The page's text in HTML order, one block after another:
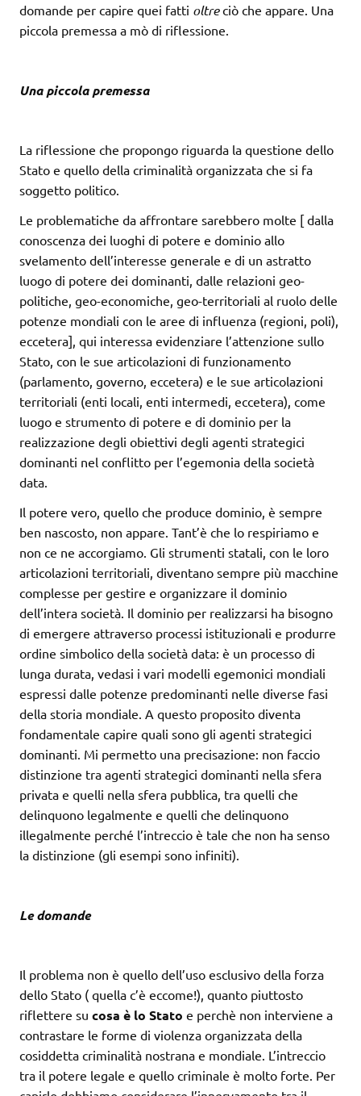
domande per capire quei fatti oltreciò che appare. Una
piccola premessa a mò di riflessione.
Una piccola premessa
La riflessione che propongo riguarda la questione dello
Stato e quello della criminalità organizzata che si fa
soggetto politico.
Le problematiche da affrontare sarebbero molte [ dalla
conoscenza dei luoghi di potere e dominio allo
svelamento dell’interesse generale e di un astratto
luogo di potere dei dominanti, dalle relazioni geo-
politiche, geo-economiche, geo-territoriali al ruolo delle
potenze mondiali con le aree di influenza (regioni, poli),
eccetera], qui interessa evidenziare l’attenzione sullo
Stato, con le sue articolazioni di funzionamento
(parlamento, governo, eccetera) e le sue articolazioni
territoriali (enti locali, enti intermedi, eccetera), come
luogo e strumento di potere e di dominio per la
realizzazione degli obiettivi degli agenti strategici
dominanti nel conflitto per l’egemonia della società
data.
Il potere vero, quello che produce dominio, è sempre
ben nascosto, non appare. Tant’è che lo respiriamo e
non ce ne accorgiamo. Gli strumenti statali, con le loro
articolazioni territoriali, diventano sempre più macchine
complesse per gestire e organizzare il dominio
dell’intera società. Il dominio per realizzarsi ha bisogno
di emergere attraverso processi istituzionali e produrre
ordine simbolico della società data: è un processo di
lunga durata, vedasi i vari modelli egemonici mondiali
espressi dalle potenze predominanti nelle diverse fasi
della storia mondiale. A questo proposito diventa
fondamentale capire quali sono gli agenti strategici
dominanti. Mi permetto una precisazione: non faccio
distinzione tra agenti strategici dominanti nella sfera
privata e quelli nella sfera pubblica, tra quelli che
delinquono legalmente e quelli che delinquono
illegalmente perché l’intreccio è tale che non ha senso
la distinzione (gli esempi sono infiniti).
Le domande
Il problema non è quello dell’uso esclusivo della forza
dello Stato ( quella c’è eccome!), quanto piuttosto
riflettere su cosa è lo Stato e perchè non interviene a
contrastare le forme di violenza organizzata della
cosiddetta criminalità nostrana e mondiale. L’intreccio
tra il potere legale e quello criminale è molto forte. Per